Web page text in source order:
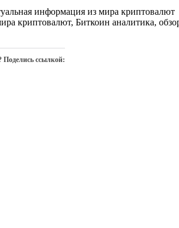
информация из мира криптовалют
криптовалют, Биткоин аналитика,
Поделись ссылкой: